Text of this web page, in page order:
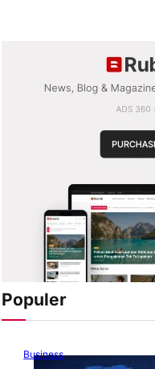
Populer
Business